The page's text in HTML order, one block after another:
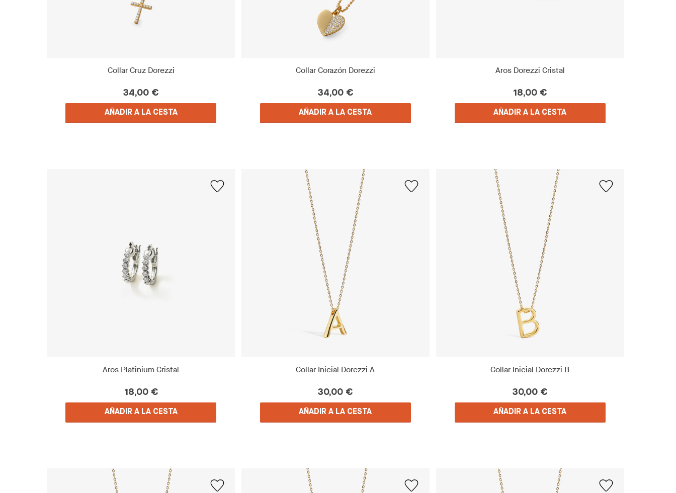
Collar Cruz Dorezzi
34,00 €
AÑADIR A LA CESTA
Collar Corazón Dorezzi
34,00 €
AÑADIR A LA CESTA
Aros Dorezzi Cristal
18,00 €
AÑADIR A LA CESTA
Aros Platinium Cristal
18,00 €
AÑADIR A LA CESTA
Collar Inicial Dorezzi A
30,00 €
AÑADIR A LA CESTA
Collar Inicial Dorezzi B
30,00 €
AÑADIR A LA CESTA